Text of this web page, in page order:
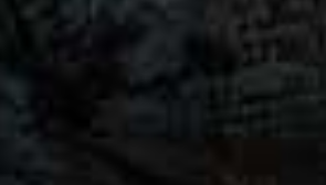
赤く塗られて
ください
赤く塗られて
ー選択ください